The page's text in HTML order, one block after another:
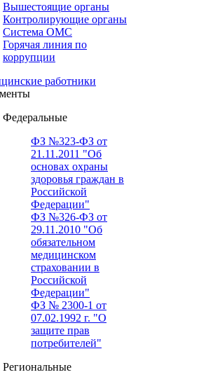
Вышестоящие органы
Контролирующие органы
Система ОМС
Горячая линия по
коррупции
работники
Федеральные
ФЗ №323-ФЗ от
21.11.2011 "Об
основах охраны
здоровья граждан в
Российской
Федерации"
ФЗ №326-ФЗ от
29.11.2010 "Об
обязательном
медицинском
страховании в
Российской
Федерации"
ФЗ № 2300-1 от
07.02.1992 г. "О
защите прав
потребителей"
Региональные